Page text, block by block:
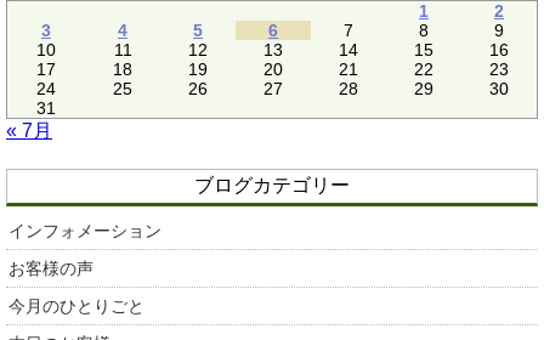
1
2
3
4 5 6 7 8
9
10
11 12 13 14 15
16
17
18 19 20 21 22
23
24
25 26 27 28 29
30
31
« 7月
ブログカテゴリー
インフォメーション
お客様の声
今月のひとりごと